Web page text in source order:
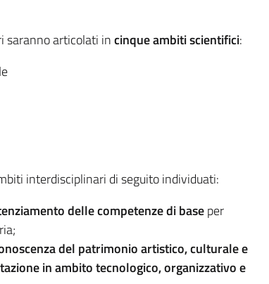
saranno articolati incinque ambiti scientifici:
interdisciplinari di seguito individuati:
delle competenze di baseper
del patrimonio artistico, culturale e
in ambito tecnologico, organizzativo e